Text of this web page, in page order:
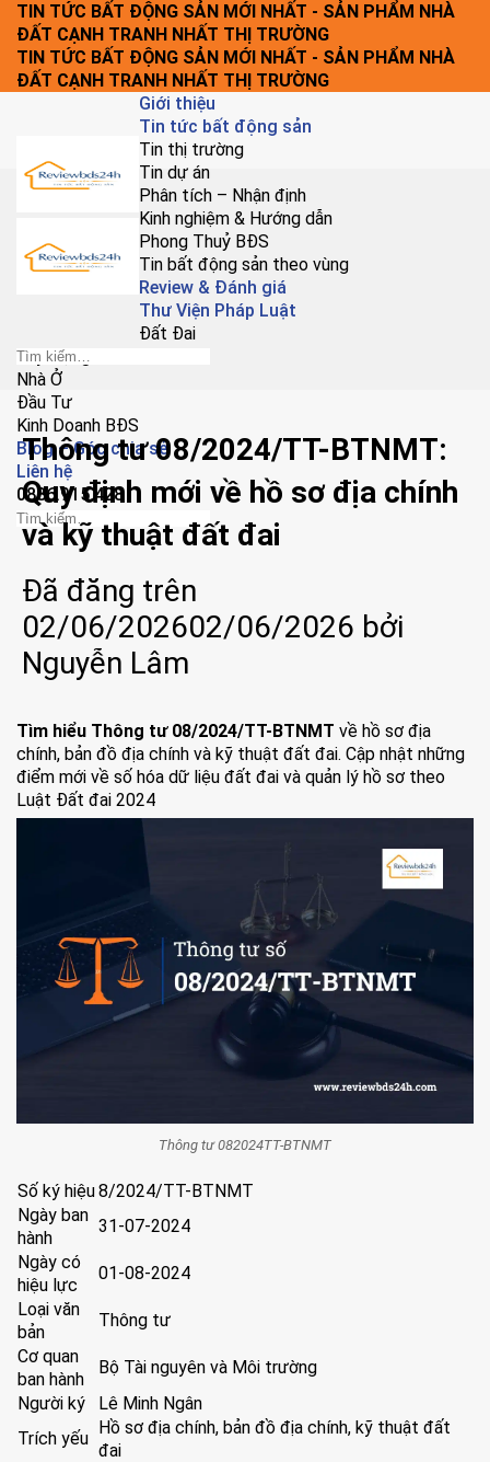
Chuyển
đến
nội
dung
TIN TỨC BẤT ĐỘNG SẢN MỚI NHẤT - SẢN PHẨM NHÀ
ĐẤT CẠNH TRANH NHẤT THỊ TRƯỜNG
TIN TỨC BẤT ĐỘNG SẢN MỚI NHẤT - SẢN PHẨM NHÀ
ĐẤT CẠNH TRANH NHẤT THỊ TRƯỜNG
Giới thiệu
Tin tức bất động sản
Tin thị trường
Tin dự án
Phân tích – Nhận định
Kinh nghiệm & Hướng dẫn
Phong Thuỷ BĐS
Tin bất động sản theo vùng
Review & Đánh giá
Thư Viện Pháp Luật
Đất Đai
Xây Dựng
Nhà Ở
Đầu Tư
Kinh Doanh BĐS
Blog – Góc chia sẻ
Liên hệ
0886.915.428
Thông tư 08/2024/TT-BTNMT:
Quy định mới về hồ sơ địa chính
và kỹ thuật đất đai
Đã đăng trên
02/06/202602/06/2026 bởi
Nguyễn Lâm
Tìm hiểu Thông tư 08/2024/TT-BTNMT về hồ sơ địa
chính, bản đồ địa chính và kỹ thuật đất đai. Cập nhật những
điểm mới về số hóa dữ liệu đất đai và quản lý hồ sơ theo
Luật Đất đai 2024
Thông tư 082024TT-BTNMT
Số ký hiệu8/2024/TT-BTNMT
Ngày ban
hành
31-07-2024
Ngày có
hiệu lực
01-08-2024
Loại văn
bản
Thông tư
Cơ quan
ban hành
Bộ Tài nguyên và Môi trường
Người ký
Lê Minh Ngân
Trích yếu
Hồ sơ địa chính, bản đồ địa chính, kỹ thuật đất
đai